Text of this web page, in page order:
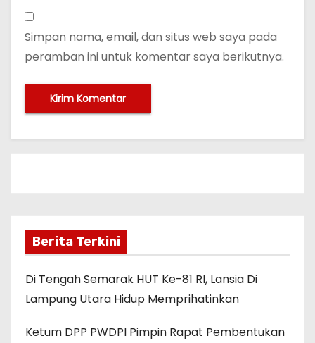
Simpan nama, email, dan situs web saya pada
peramban ini untuk komentar saya berikutnya.
Berita Terkini
Di Tengah Semarak HUT Ke-81 RI, Lansia Di
Lampung Utara Hidup Memprihatinkan
Ketum DPP PWDPI Pimpin Rapat Pembentukan